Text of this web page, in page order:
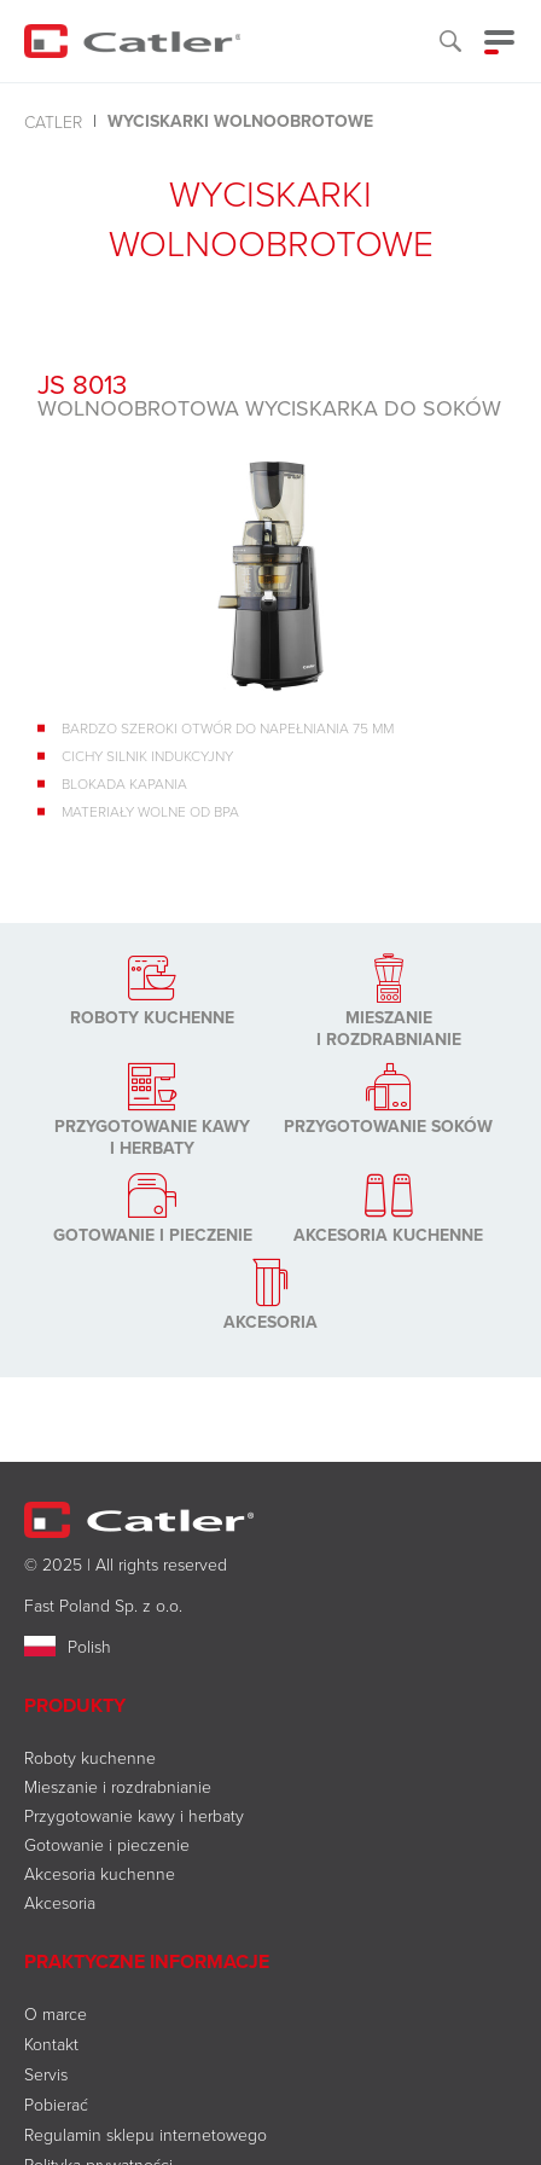
CATLER WYCISKARKI WOLNOOBROTOWE
WYCISKARKI
WOLNOOBROTOWE
JS 8013
WOLNOOBROTOWA WYCISKARKA DO SOKÓW
BARDZO SZEROKI OTWÓR DO NAPEŁNIANIA 75 MM
CICHY SILNIK INDUKCYJNY
BLOKADA KAPANIA
MATERIAŁY WOLNE OD BPA
ROBOTY KUCHENNE
MIESZANIE
I ROZDRABNIANIE
PRZYGOTOWANIE KAWY
I HERBATY
PRZYGOTOWANIE SOKÓW
GOTOWANIE I PIECZENIE AKCESORIA KUCHENNE
AKCESORIA
© 2025 | All rights reserved
Fast Poland Sp. z o.o.
Polish
PRODUKTY
Roboty kuchenne
Mieszanie i rozdrabnianie
Przygotowanie kawy i herbaty
Gotowanie i pieczenie
Akcesoria kuchenne
Akcesoria
PRAKTYCZNE INFORMACJE
O marce
Kontakt
Servis
Pobierać
Regulamin sklepu internetowego